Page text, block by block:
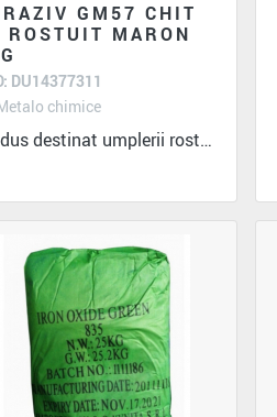
GM57 CHIT
ROSTUIT MARON
DU14377311
chimice
Produs destinat umplerii rosturilor intre...